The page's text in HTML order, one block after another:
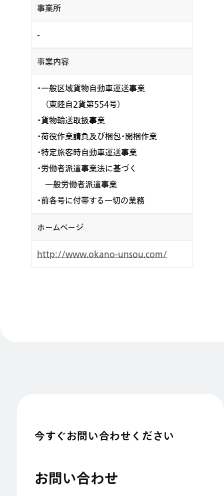
事業所
-
事業内容
・一般区域貨物自動車運送事業
（東陸自2貨第554号）
・貨物輸送取扱事業
・荷役作業請負及び梱包・開梱作業
・特定旅客時自動車運送事業
・労働者派遣事業法に基づく
一般労働者派遣事業
・前各号に付帯する一切の業務
ホームページ
http://www.okano-unsou.com/
今すぐお問い合わせください
お問い合わせ